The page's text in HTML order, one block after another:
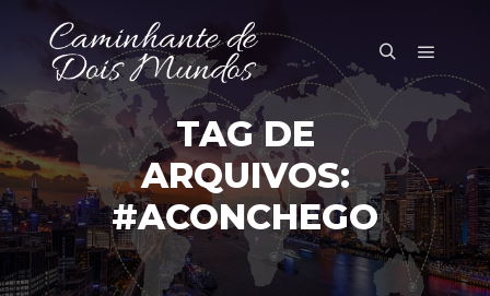
PesquisaMenu
TAG DE
ARQUIVOS:
#ACONCHEGO